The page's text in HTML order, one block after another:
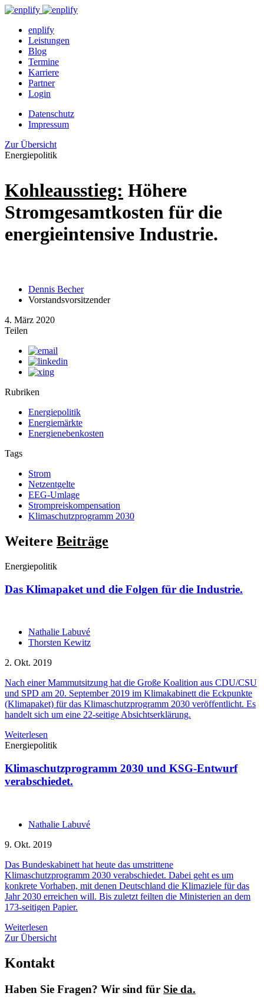
enplify
Leistungen
Blog
Termine
Karriere
Partner
Login
Datenschutz
Impressum
Zur Übersicht
Energiepolitik
Kohleausstieg: Höhere
Stromgesamtkosten für die
energieintensive Industrie.
Dennis Becher
Vorstandsvorsitzender
4. März 2020
Teilen
Rubriken
Energiepolitik
Energiemärkte
Energienebenkosten
Tags
Strom
Netzentgelte
EEG-Umlage
Strompreiskompensation
Klimaschutzprogramm 2030
Weitere Beiträge
Energiepolitik
Das Klimapaket und die Folgen für die Industrie.
Nathalie Labuvé
Thorsten Kewitz
2. Okt. 2019
Nach einer Mammutsitzung hat die Große Koalition aus CDU/CSU
und SPD am 20. September 2019 im Klimakabinett die Eckpunkte
(Klimapaket) für das Klimaschutzprogramm 2030 veröffentlicht. Es
handelt sich um eine 22-seitige Absichtserklärung.
Weiterlesen
Energiepolitik
Klimaschutzprogramm 2030 und KSG-Entwurf
verabschiedet.
Nathalie Labuvé
9. Okt. 2019
Das Bundeskabinett hat heute das umstrittene
Klimaschutzprogramm 2030 verabschiedet. Dabei geht es um
konkrete Vorhaben, mit denen Deutschland die Klimaziele für das
Jahr 2030 erreichen will. Bis zuletzt feilten die Ministerien an dem
173-seitigen Papier.
Weiterlesen
Zur Übersicht
Kontakt
Haben Sie Fragen? Wir sind für Sie da.